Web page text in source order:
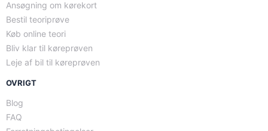
Ansøgning om kørekort
Bestil teoriprøve
Køb online teori
Bliv klar til køreprøven
Leje af bil til køreprøven
OVRIGT
Blog
FAQ